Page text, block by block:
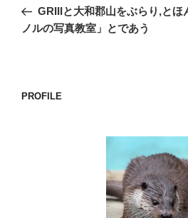
ナ
シ
の
投
GRIIIと大和郡山をぶらり,とほ
ノルの写真教室」とであう
PROFILE